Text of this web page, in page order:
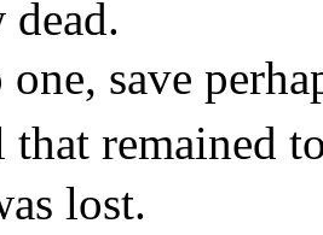
dead.
save
remained
lost.